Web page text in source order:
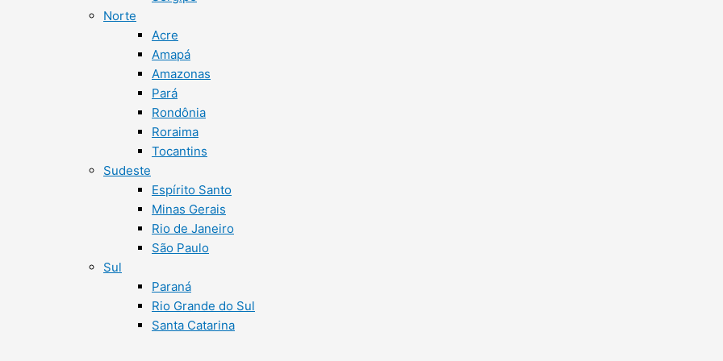
Norte
Acre
Amapá
Amazonas
Pará
Rondônia
Roraima
Tocantins
Sudeste
Espírito Santo
Minas Gerais
Rio de Janeiro
São Paulo
Sul
Paraná
Rio Grande do Sul
Santa Catarina